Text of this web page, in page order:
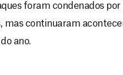
foram condenados
mas continuaram
ano.